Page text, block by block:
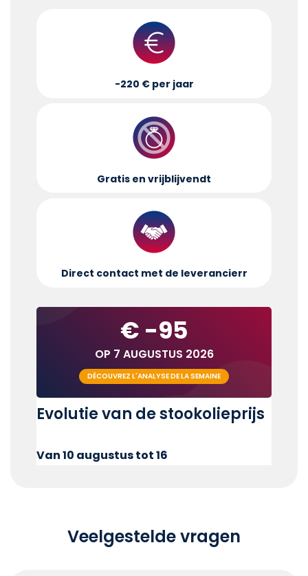
-220 € per jaar
Gratis en vrijblijvendt
Direct contact met de leverancierr
€ -95
OP 7 AUGUSTUS 2026
DÉCOUVREZ L'ANALYSE DE LA SEMAINE
Evolutie van de stookolieprijs
Van 10 augustus tot 16
Veelgestelde vragen